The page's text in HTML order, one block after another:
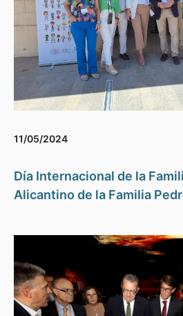
11/05/2024
Día Internacional de la
Alicantino de la Familia